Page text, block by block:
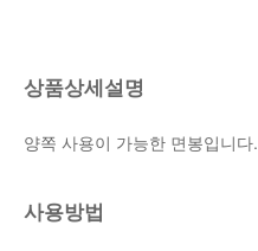
상품상세설명
양쪽 사용이 가능한 면봉입니다.
사용방법